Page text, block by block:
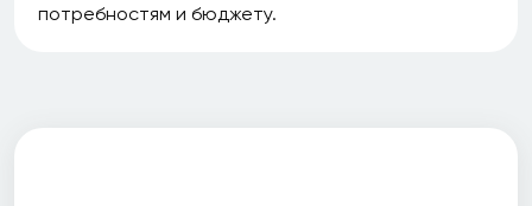
потребностям и бюджету.